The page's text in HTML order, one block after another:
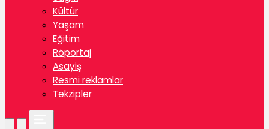
Kültür
Yaşam
Eğitim
Röportaj
Asayiş
Resmi reklamlar
Tekzipler